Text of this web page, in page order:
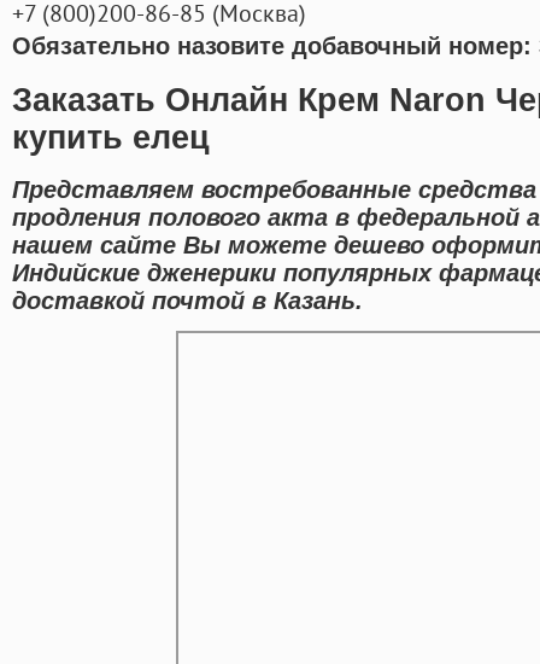
+7 (800)200-86-85 (Москва)
Обязательно назовите добавочный номер:
Заказать Онлайн Крем Naron
купить елец
Представляем востребованные средства
продления полового акта в федеральной
нашем сайте Вы можете дешево
Индийские дженерики популярных
доставкой почтой в Казань.